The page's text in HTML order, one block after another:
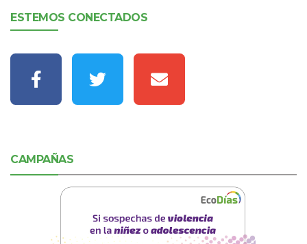
ESTEMOS CONECTADOS
CAMPAÑAS